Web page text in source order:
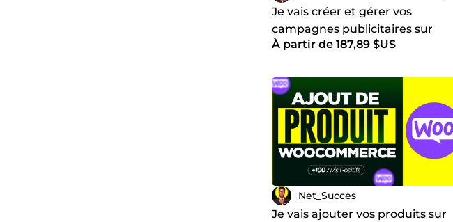
Je vais créer et gérer vos
campagnes publicitaires sur
TikTok
À partir de 187,89 $US
Net_Succes
Je vais ajouter vos produits sur